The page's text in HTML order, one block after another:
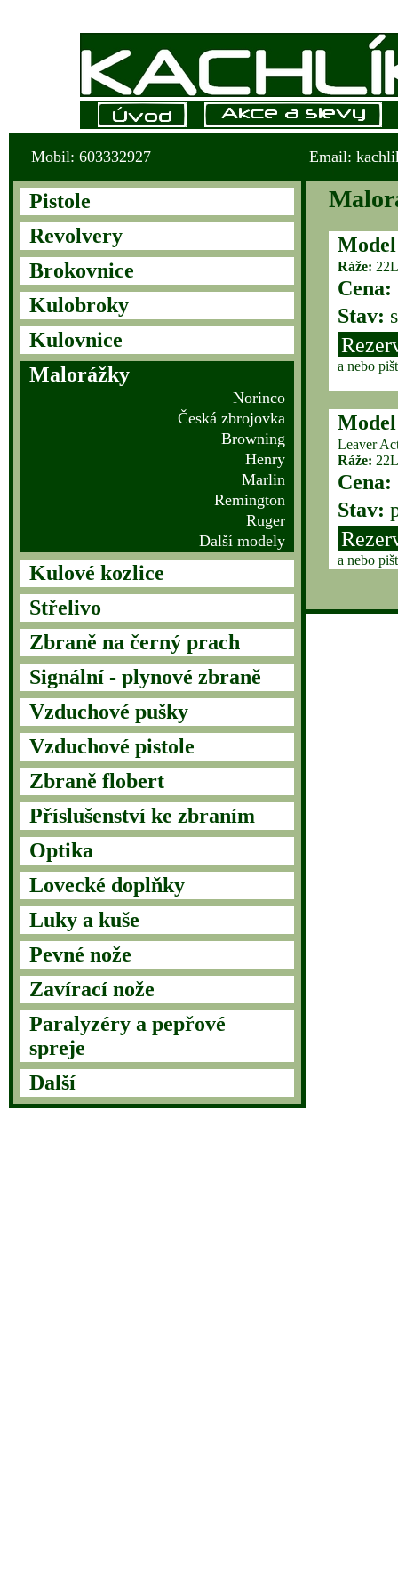
Pistole
Revolvery
Brokovnice
Kulobroky
Kulovnice
Malorážky
Norinco
Česká zbrojovka
Browning
Henry
Marlin
Remington
Ruger
Další modely
Kulové kozlice
Střelivo
Zbraně na černý prach
Signální - plynové zbraně
Vzduchové pušky
Vzduchové pistole
Zbraně flobert
Příslušenství ke zbraním
Optika
Lovecké doplňky
Luky a kuše
Pevné nože
Zavírací nože
Paralyzéry a pepřové
spreje
Další
Mobil: 603332927 Email:
Ráže:
Cena:
Stav:
a nebo
Leaver
Ráže:
Cena:
Stav:
a nebo